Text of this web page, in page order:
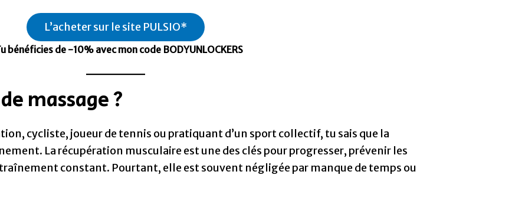
L’acheter sur le site PULSIO*
bénéficies de -10% avec mon code BODYUNLOCKERS
massage ?
cycliste, joueur de tennis ou pratiquant d’un sport collectif, tu sais que la
La récupération musculaire est une des clés pour progresser, prévenir les
constant. Pourtant, elle est souvent négligée par manque de temps ou